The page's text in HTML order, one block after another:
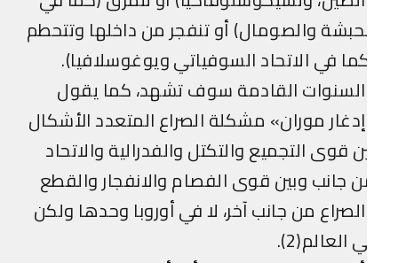
والصومال) أو تنفجر من داخلها وتتحطم
في الاتحاد السوفياتي ويوغوسلافيا).
القادمة سوف تشهد، كما يقول
موران» مشكلة الصراع المتعدد الأشكال
قوى التجميع والتكتل والفدرالية والاتحاد
جانب وبين قوى الفصام والانفجار والقطع
من جانب آخر، لا في أوروبا وحدها ولكن
العالم(2).